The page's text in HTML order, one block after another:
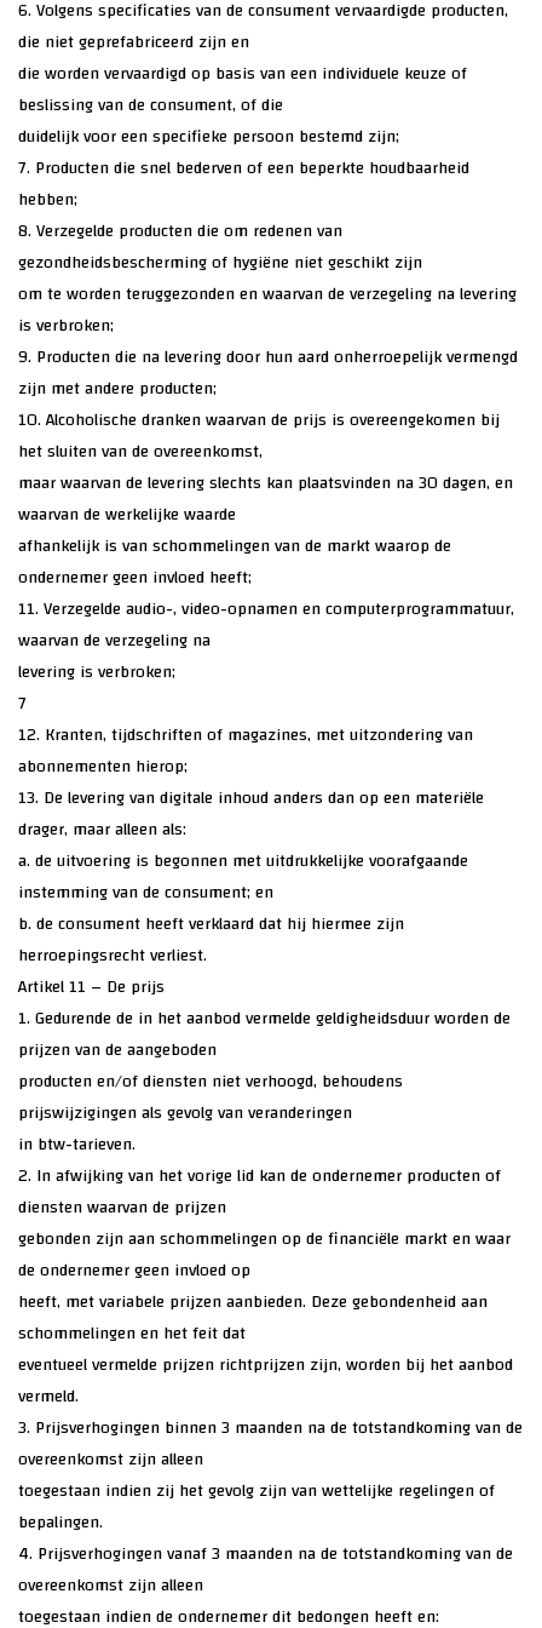
6. Volgens specificaties van de consument vervaardigde producten,
die niet geprefabriceerd zijn en
die worden vervaardigd op basis van een individuele keuze of
beslissing van de consument, of die
duidelijk voor een specifieke persoon bestemd zijn;
7. Producten die snel bederven of een beperkte houdbaarheid
hebben;
8. Verzegelde producten die om redenen van
gezondheidsbescherming of hygiëne niet geschikt zijn
om te worden teruggezonden en waarvan de verzegeling na levering
is verbroken;
9. Producten die na levering door hun aard onherroepelijk vermengd
zijn met andere producten;
10. Alcoholische dranken waarvan de prijs is overeengekomen bij
het sluiten van de overeenkomst,
maar waarvan de levering slechts kan plaatsvinden na 30 dagen, en
waarvan de werkelijke waarde
afhankelijk is van schommelingen van de markt waarop de
ondernemer geen invloed heeft;
11. Verzegelde audio-, video-opnamen en computerprogrammatuur,
waarvan de verzegeling na
levering is verbroken;
7
12. Kranten, tijdschriften of magazines, met uitzondering van
abonnementen hierop;
13. De levering van digitale inhoud anders dan op een materiële
drager, maar alleen als:
a. de uitvoering is begonnen met uitdrukkelijke voorafgaande
instemming van de consument; en
b. de consument heeft verklaard dat hij hiermee zijn
herroepingsrecht verliest.
Artikel 11 – De prijs
1. Gedurende de in het aanbod vermelde geldigheidsduur worden de
prijzen van de aangeboden
producten en/of diensten niet verhoogd, behoudens
prijswijzigingen als gevolg van veranderingen
in btw-tarieven.
2. In afwijking van het vorige lid kan de ondernemer producten of
diensten waarvan de prijzen
gebonden zijn aan schommelingen op de financiële markt en waar
de ondernemer geen invloed op
heeft, met variabele prijzen aanbieden. Deze gebondenheid aan
schommelingen en het feit dat
eventueel vermelde prijzen richtprijzen zijn, worden bij het aanbod
vermeld.
3. Prijsverhogingen binnen 3 maanden na de totstandkoming van de
overeenkomst zijn alleen
toegestaan indien zij het gevolg zijn van wettelijke regelingen of
bepalingen.
4. Prijsverhogingen vanaf 3 maanden na de totstandkoming van de
overeenkomst zijn alleen
toegestaan indien de ondernemer dit bedongen heeft en: